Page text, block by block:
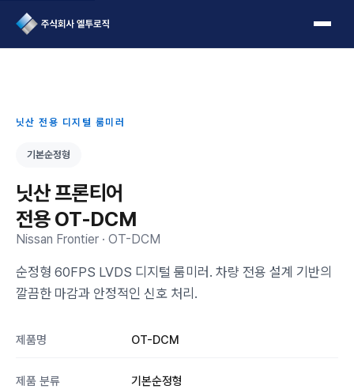
L2Logic 1onetake
닛산 전용 디지털 룸미러
기본순정형
닛산 프론티어
전용 OT-DCM
Nissan Frontier · OT-DCM
순정형 60FPS LVDS 디지털 룸미러. 차량 전용 설계 기반의
깔끔한 마감과 안정적인 신호 처리.
제품명 OT-DCM
제품 분류 기본순정형